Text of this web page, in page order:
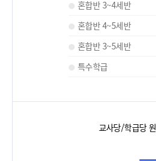
혼합반 3~4세반
혼합반 4~5세반
혼합반 3~5세반
특수학급
교사당/학급당